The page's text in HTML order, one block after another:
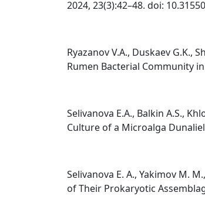
2024, 23(3):42–48. doi:
Ryazanov V.A., Duskaev G.K.,
Rumen Bacterial Community
Selivanova E.A., Balkin A.S.,
Culture of a Microalga
Selivanova E. A., Yakimov M.
of Their Prokaryotic